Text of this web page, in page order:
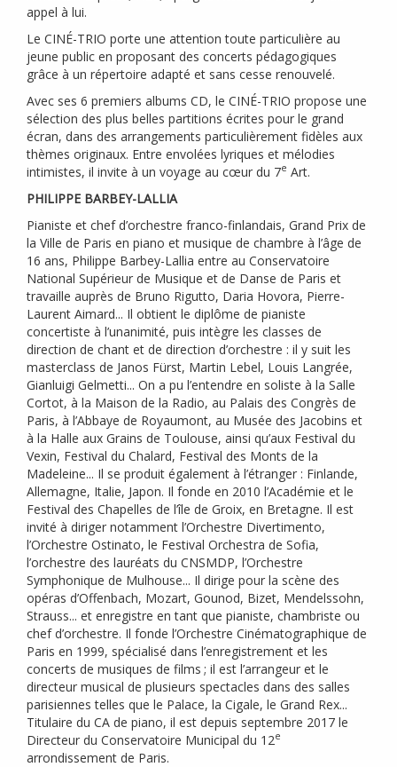
appel à lui.
Le CINÉ-TRIO porte une attention toute particulière au
jeune public en proposant des concerts pédagogiques
grâce à un répertoire adapté et sans cesse renouvelé.
Avec ses 6 premiers albums CD, le CINÉ-TRIO propose une
sélection des plus belles partitions écrites pour le grand
écran, dans des arrangements particulièrement fidèles aux
thèmes originaux. Entre envolées lyriques et mélodies
intimistes, il invite à un voyage au cœur du 7e Art.
PHILIPPE BARBEY-LALLIA
Pianiste et chef d’orchestre franco-finlandais, Grand Prix de
la Ville de Paris en piano et musique de chambre à l’âge de
16 ans, Philippe Barbey-Lallia entre au Conservatoire
National Supérieur de Musique et de Danse de Paris et
travaille auprès de Bruno Rigutto, Daria Hovora, Pierre-
Laurent Aimard... Il obtient le diplôme de pianiste
concertiste à l’unanimité, puis intègre les classes de
direction de chant et de direction d’orchestre : il y suit les
masterclass de Janos Fürst, Martin Lebel, Louis Langrée,
Gianluigi Gelmetti... On a pu l’entendre en soliste à la Salle
Cortot, à la Maison de la Radio, au Palais des Congrès de
Paris, à l’Abbaye de Royaumont, au Musée des Jacobins et
à la Halle aux Grains de Toulouse, ainsi qu’aux Festival du
Vexin, Festival du Chalard, Festival des Monts de la
Madeleine... Il se produit également à l’étranger : Finlande,
Allemagne, Italie, Japon. Il fonde en 2010 l’Académie et le
Festival des Chapelles de l’île de Groix, en Bretagne. Il est
invité à diriger notamment l’Orchestre Divertimento,
l’Orchestre Ostinato, le Festival Orchestra de Sofia,
l’orchestre des lauréats du CNSMDP, l’Orchestre
Symphonique de Mulhouse... Il dirige pour la scène des
opéras d’Offenbach, Mozart, Gounod, Bizet, Mendelssohn,
Strauss... et enregistre en tant que pianiste, chambriste ou
chef d’orchestre. Il fonde l’Orchestre Cinématographique de
Paris en 1999, spécialisé dans l’enregistrement et les
concerts de musiques de films ; il est l’arrangeur et le
directeur musical de plusieurs spectacles dans des salles
parisiennes telles que le Palace, la Cigale, le Grand Rex...
Titulaire du CA de piano, il est depuis septembre 2017 le
Directeur du Conservatoire Municipal du 12e
arrondissement de Paris.